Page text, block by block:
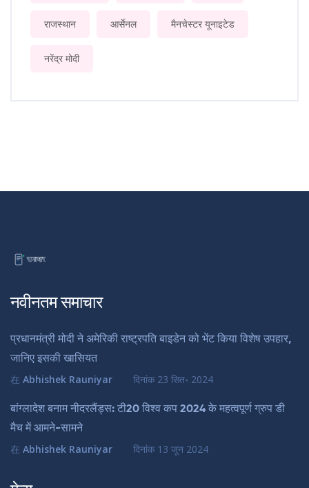
राजस्थान आर्सेनल मैनचेस्टर यूनाइटेड
नरेंद्र मोदी
नवीनतम समाचार
प्रधानमंत्री मोदी ने अमेरिकी राष्ट्रपति बाइडेन को भेंट किया विशेष उपहार,
जानिए इसकी खासियत
在 Abhishek Rauniyar दिनांक 23 सित॰ 2024
बांग्लादेश बनाम नीदरलैंड्स: टी20 विश्व कप 2024 के महत्वपूर्ण ग्रुप डी
मैच में आमने-सामने
在 Abhishek Rauniyar दिनांक 13 जून 2024